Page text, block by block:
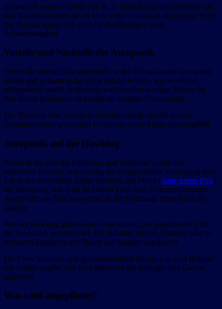
Entwickelt wurde es 1982 von K. T. Hubick und anschließend von
den Wissenschaftlern der NASA weiter verbessert, denn diese Form
des Anbaus eignet sich auch für Bedingungen unter
Schwerelosigkeit.
Vorteile und Nachteile der Aeroponik
Durch die direkte Nährstoffzufuhr ist der Ertrag aus der Aeroponik
erhöht und es kann in die Höhe gebaut werden, was es extrem
platzsparend macht. Außerdem wird deutlich weniger Wasser für
den Anbau gebraucht, es kommt zu weniger Verdunstung.
Der Nachteil: Das System ist energiehungrig und die genaue
Zusammensetzung erfordert Erfahrung sowie Fingerspitzengefühl.
Aeroponik auf der Hawking
Schon in der Zeit der Entdecker und Seefahrer wurde den
Menschen bewusst, wie wichtig die entsprechende Versorgung zum
Erhalt der Gesundheit (siehe Skorbut) und Moral (siehe letzter Post)
der Besatzung war. Und im Weltall kann man nicht mal eben eine
Angel oder ein Netz auswerfen, in der Hoffnung, einen Fisch zu
fangen.
Auf der Hawking gibt es einen Frachtraum, der ausschließlich für
die Aeroponik genutzt wird. Die Behälter mit den Pflanzen sind in
mehreren Etagen bis zur Decke des Raumes angebracht.
Die Crew kümmert sich gemeinschaftlich darum, was zum Beispiel
das Ernten angeht, und wird dabei von der Biologin Jara Galvao
angeleitet.
Was wird angepflanzt?